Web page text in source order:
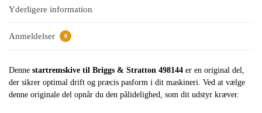
Yderligere information
Anmeldelser 0
Denne startremskive til Briggs & Stratton 498144 er en original del,
der sikrer optimal drift og præcis pasform i dit maskineri. Ved at vælge
denne originale del opnår du den pålidelighed, som dit udstyr kræver.